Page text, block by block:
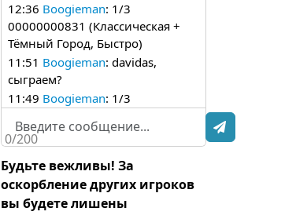
12:36 Boogieman: 1/3
00000000831 (Классическая +
Тёмный Город, Быстро)
11:51 Boogieman: davidas,
сыграем?
11:49 Boogieman: 1/3
Тёмный Город, Быстро)
23:26Boogieman: 1/3
00000000827 (Классическая +
Тёмный Город, Быстро)
22:48minina29: 5 мин
0/200
Будьте вежливы! За
оскорбление других игроков
вы будете лишены